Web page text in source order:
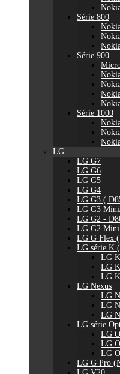
Série 800
Série 900
Série 1000
LG
LG G7
LG G6
LG G5
LG G4
LG G3 (
LG G3
LG G2 -
LG G2
LG G Flex
LG série K
LG
LG
LG
LG Nexus
LG
LG
LG
LG série
LG
LG
LG
LG G Pro